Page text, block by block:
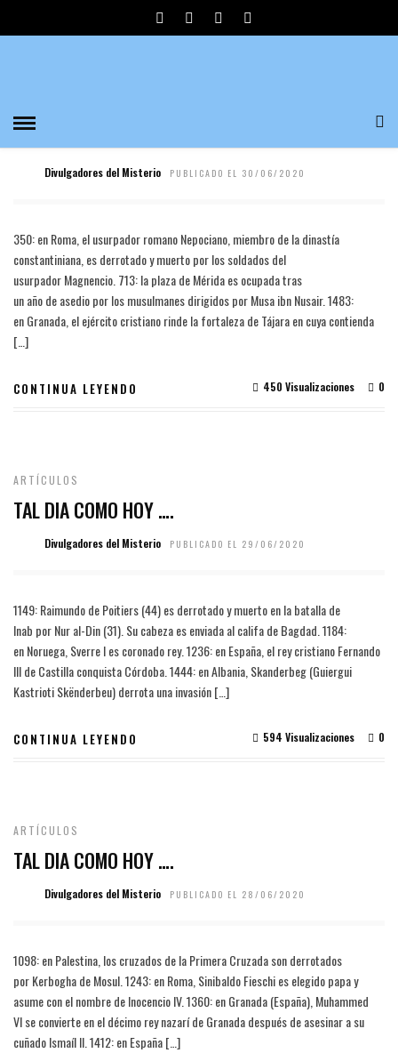
JUNIO 2020
TAL DIA COMO HOY ….
Divulgadores del Misterio PUBLICADO EL 30/06/2020
350: en Roma, el usurpador romano Nepociano, miembro de la dinastía
constantiniana, es derrotado y muerto por los soldados del
usurpador Magnencio. 713: la plaza de Mérida es ocupada tras
un año de asedio por los musulmanes dirigidos por Musa ibn Nusair. 1483:
en Granada, el ejército cristiano rinde la fortaleza de Tájara en cuya contienda
[…]
CONTINUA LEYENDO 0
450 Visualizaciones
ARTÍCULOS
TAL DIA COMO HOY ….
Divulgadores del Misterio PUBLICADO EL 29/06/2020
1149: Raimundo de Poitiers (44) es derrotado y muerto en la batalla de
Inab por Nur al-Din (31). Su cabeza es enviada al califa de Bagdad. 1184:
en Noruega, Sverre I es coronado rey. 1236: en España, el rey cristiano Fernando
III de Castilla conquista Córdoba. 1444: en Albania, Skanderbeg (Guiergui
Kastrioti Skënderbeu) derrota una invasión […]
CONTINUA LEYENDO 0
594 Visualizaciones
ARTÍCULOS
TAL DIA COMO HOY ….
Divulgadores del Misterio PUBLICADO EL 28/06/2020
1098: en Palestina, los cruzados de la Primera Cruzada son derrotados
por Kerbogha de Mosul. 1243: en Roma, Sinibaldo Fieschi es elegido papa y
asume con el nombre de Inocencio IV. 1360: en Granada (España), Muhammed
VI se convierte en el décimo rey nazarí de Granada después de asesinar a su
cuñado Ismaíl II. 1412: en España […]